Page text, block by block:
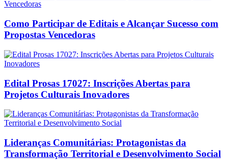
Como Participar de Editais e Alcançar Sucesso com
Propostas Vencedoras
Edital Prosas 17027: Inscrições Abertas para
Projetos Culturais Inovadores
Lideranças Comunitárias: Protagonistas da
Transformação Territorial e Desenvolvimento Social